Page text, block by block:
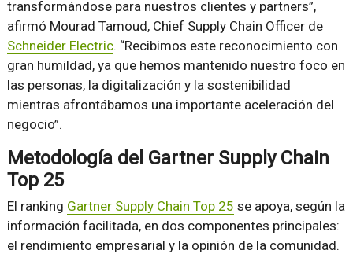
transformándose para nuestros clientes y partners”,
afirmó Mourad Tamoud, Chief Supply Chain Officer de
Schneider Electric. “Recibimos este reconocimiento con
gran humildad, ya que hemos mantenido nuestro foco en
las personas, la digitalización y la sostenibilidad
mientras afrontábamos una importante aceleración del
negocio”.
Metodología del Gartner Supply Chain
Top 25
El ranking Gartner Supply Chain Top 25 se apoya, según la
información facilitada, en dos componentes principales:
el rendimiento empresarial y la opinión de la comunidad.